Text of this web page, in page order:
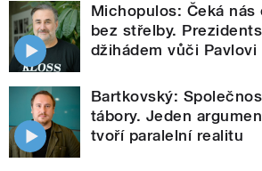
Michopulos: Čeká nás
bez střelby.
džihádem vůči Pavlovi
Bartkovský:
tábory. Jeden
tvoří paralelní realitu